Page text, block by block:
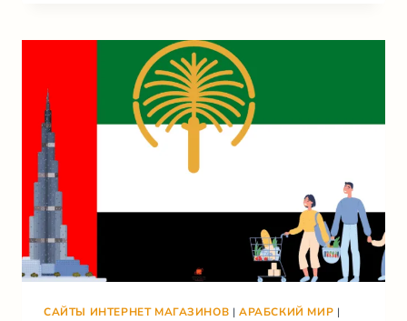
И
ЧЕСТНЫЙ
ПУТЕВОДИТЕЛЬ
ПО
ДОСТАВКЕ
ЕДЫ
САЙТЫ ИНТЕРНЕТ МАГАЗИНОВ |АРАБСКИЙ МИР |